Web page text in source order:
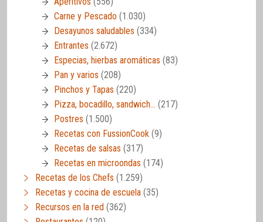
Carne y Pescado (1.030)
Desayunos saludables (334)
Entrantes (2.672)
Especias, hierbas aromáticas (83)
Pan y varios (208)
Pinchos y Tapas (220)
Pizza, bocadillo, sandwich… (217)
Postres (1.500)
Recetas con FussionCook (9)
Recetas de salsas (317)
Recetas en microondas (174)
Recetas de los Chefs (1.259)
Recetas y cocina de escuela (35)
Recursos en la red (362)